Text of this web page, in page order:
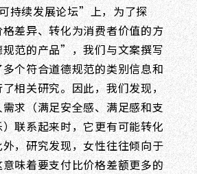
持续发展论坛”上，为了探
差异、转化为消费者价值的方
规范的产品”，我们与文案撰写
个符合道德规范的类别信息和
相关研究。因此，我们发现，
求（满足安全感、满足感和支
联系起来时，它更有可能转化
，研究发现，女性往往倾向于
味着要支付比价格差额更多的